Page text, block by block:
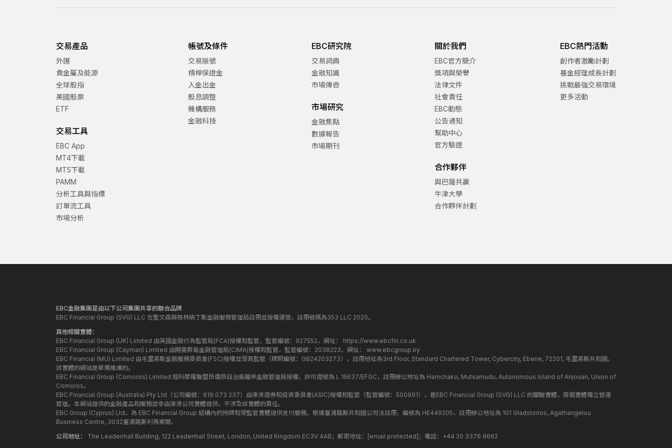
交易產品
外匯
貴金屬及能源
全球股指
美國股票
ETF
交易工具
EBC App
MT4下載
MT5下載
PAMM
分析工具與指標
訂單流工具
市場分析
帳號及條件
交易賬號
槓桿保證金
入金出金
股息調整
機構服務
金融科技
EBC研究院
交易詞典
金融知識
市場傳奇
市場研究
金融焦點
數據報告
市場期刊
關於我們
EBC官方簡介
獎項與榮譽
法律文件
社會責任
EBC動態
公告通知
幫助中心
官方驗證
合作夥伴
與巴薩共贏
牛津大學
合作夥伴計劃
EBC熱門活動
創作者激勵計劃
基金經理成長計劃
挑戰最強交易環境
更多活動
EBC金融集團是由以下公司集團共享的聯合品牌
EBC Financial Group (SVG) LLC 在聖文森與格林納丁斯金融服務管理局註冊並授權運營，註冊號碼為353 LLC 2020。
其他相關實體：
EBC Financial Group (UK) Limited 由英國金融行為監管局(FCA)授權和監管，監管編號：927552，網址： https://www.ebcfin.co.uk
EBC Financial Group (Cayman) Limited 由開曼群島金融管理局(CIMA)授權和監管，監管編號：2038223，網址： www.ebcgroup.ky
EBC Financial (MU) Limited 由毛里裘斯金融服務委員會(FSC)授權並受其監管（牌照編號：GB24203273），註冊地址為3rd Floor, Standard Chartered Tower, Cybercity, Ebene, 72201, 毛里裘斯共和國。
該實體的網站是單獨維護的。
EBC Financial Group (Comoros) Limited 經科摩羅聯盟昂儒昂自治島離岸金融管理局授權，許可證號為 L 15637/EFGC，註冊辦公地址為 Hamchako, Mutsamudu, Autonomous Island of Anjouan, Union of
Comoros。
EBC Financial Group (Australia) Pty Ltd（公司編號：619 073 237）由澳洲證券和投資委員會(ASIC)授權和監管（監管編號：500991），是EBC Financial Group (SVG) LLC 的關聯實體，兩個實體獨立營運
管理。本網站提供的金融產品和服務並非由澳洲公司實體提供，不涉及該實體的責任。
EBC Group (Cyprus) Ltd，為 EBC Financial Group 結構內的持牌和受監管實體提供支付服務，根據塞浦路斯共和國公司法註冊，編號為 HE449205，註冊辦公地址為 101 Gladstonos, Agathangelou
Business Centre, 3032塞浦路斯利馬索爾。
公司地址： The Leadenhall Building, 122 Leadenhall Street, London, United Kingdom EC3V 4AB；郵寄地址： [email protected] ；電話：+44 20 3376 9662